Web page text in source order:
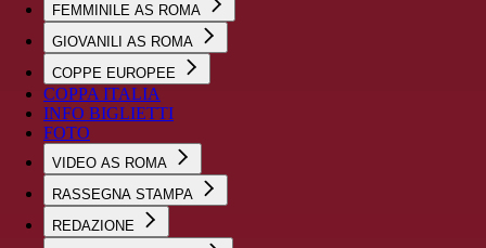
FEMMINILE AS ROMA
GIOVANILI AS ROMA
COPPE EUROPEE
COPPA ITALIA
INFO BIGLIETTI
FOTO
VIDEO AS ROMA
RASSEGNA STAMPA
REDAZIONE